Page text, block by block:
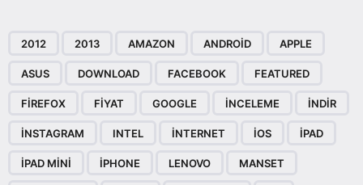
2012 2013 AMAZON ANDROID APPLE
ASUS DOWNLOAD FACEBOOK FEATURED
FIREFOX FIYAT GOOGLE INCELEME INDIR
INSTAGRAM INTEL INTERNET IOS IPAD
IPAD MINI IPHONE LENOVO MANSET